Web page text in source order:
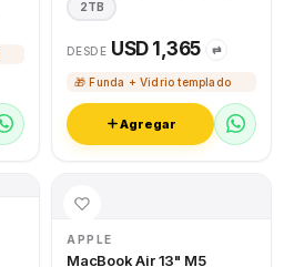
2TB
DESDE USD 1,365 ⇄
🎁 Funda + Vidrio templado
Agregar
APPLE
MacBook Air 13" M5